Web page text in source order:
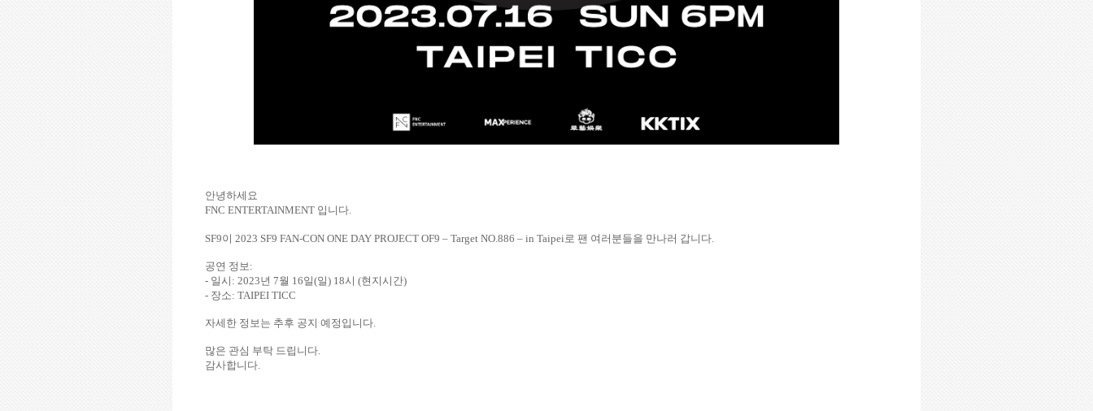
안녕하세요
FNC ENTERTAINMENT 입니다.
SF9이 2023 SF9 FAN-CON ONE DAY PROJECT OF9 – Target NO.886 – in Taipei로 팬 여러분들을 만나러 갑니다.
공연 정보:
- 일시 : 2023년 7월 16일(일) 18시 (현지시간)
- 장소: TAIPEI TICC
자세한 정보는 추후 공지 예정입니다.
많은 관심 부탁 드립니다.
감사합니다.